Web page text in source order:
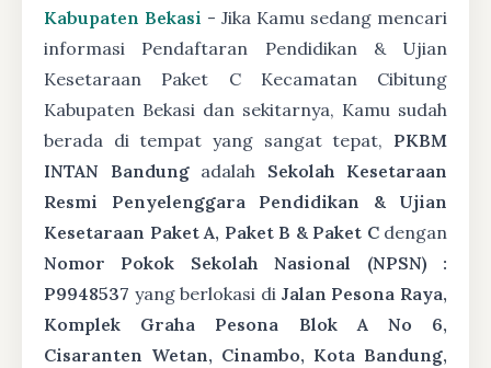
Kabupaten Bekasi - Jika Kamu sedang mencari
informasi Pendaftaran Pendidikan & Ujian
Kesetaraan Paket C Kecamatan Cibitung
Kabupaten Bekasi dan sekitarnya, Kamu sudah
berada di tempat yang sangat tepat, PKBM
INTAN Bandungadalah Sekolah Kesetaraan
Resmi Penyelenggara Pendidikan & Ujian
Kesetaraan Paket A, Paket B & Paket Cdengan
Nomor Pokok Sekolah Nasional (NPSN) :
P9948537 yang berlokasi di Jalan Pesona Raya,
Komplek Graha Pesona Blok A No 6,
Cisaranten Wetan, Cinambo, Kota Bandung,